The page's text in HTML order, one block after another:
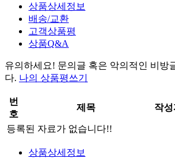
상품상세정보
배송/교환
고객상품평
상품Q&A
유의하세요! 문의글 혹은 악의적인 비방
다. 나의 상품평쓰기
번
호
제목 작
등록된 자료가 없습니다!!
상품상세정보